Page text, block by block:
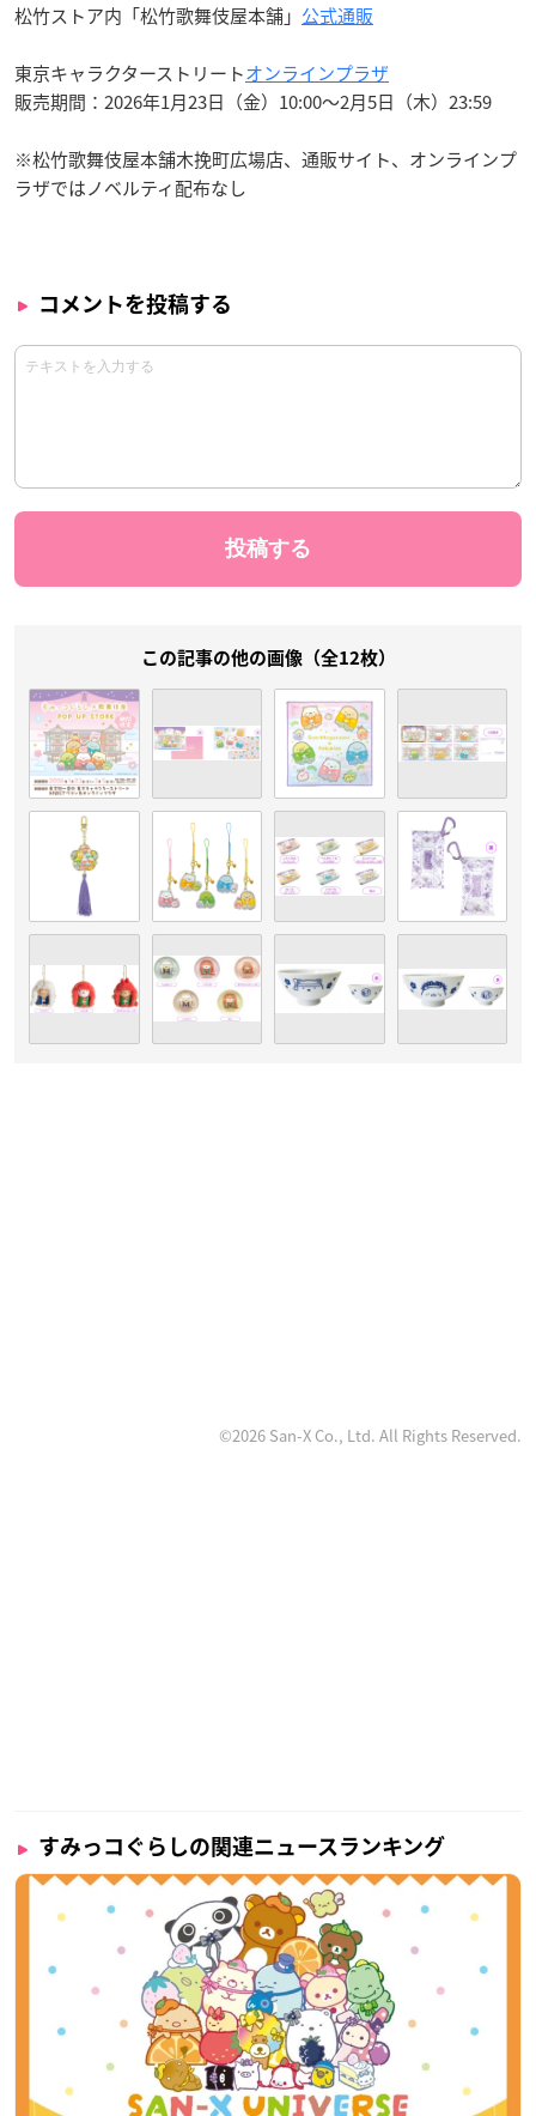
松竹ストア内「松竹歌舞伎屋本舗」 公式通販
東京キャラクターストリートオンラインプラザ
販売期間：2026年1月23日（金）10:00～2月5日（木）23:59
※松竹歌舞伎屋本舗木挽町広場店、通販サイト、オンラインプ
ラザではノベルティ配布なし
コメントを投稿する
この記事の他の画像（全12枚）
©2026 San-X Co., Ltd. All Rights Reserved.
すみっコぐらしの関連ニュースランキング